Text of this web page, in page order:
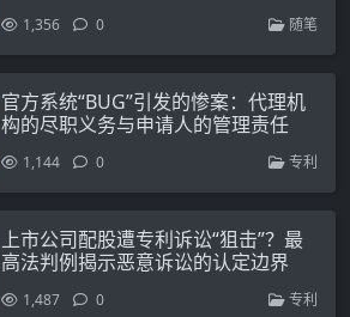
1,356 0 随笔
官方系统“BUG”引发的惨案：代理机
构的尽职义务与申请人的管理责任
1,144 0 专利
上市公司配股遭专利诉讼“狙击”？最
高法判例揭示恶意诉讼的认定边界
1,487 0 专利